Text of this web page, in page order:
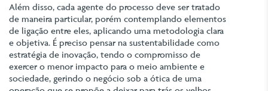
Além disso, cada agente do processo deve ser tratado
de maneira particular, porém contemplando elementos
de ligação entre eles, aplicando uma metodologia clara
e objetiva. É preciso pensar na sustentabilidade como
estratégia de inovação, tendo o compromisso de
exercer o menor impacto para o meio ambiente e
sociedade, gerindo o negócio sob a ótica de uma